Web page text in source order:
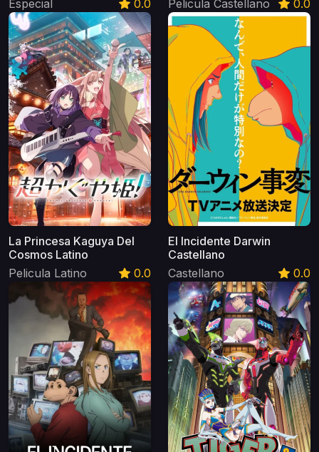
Especial 0.0 Pelicula Castellano 0.0
La Princesa Kaguya Del
Cosmos Latino
Pelicula Latino
0.0
El Incidente Darwin
Castellano
Castellano
0.0